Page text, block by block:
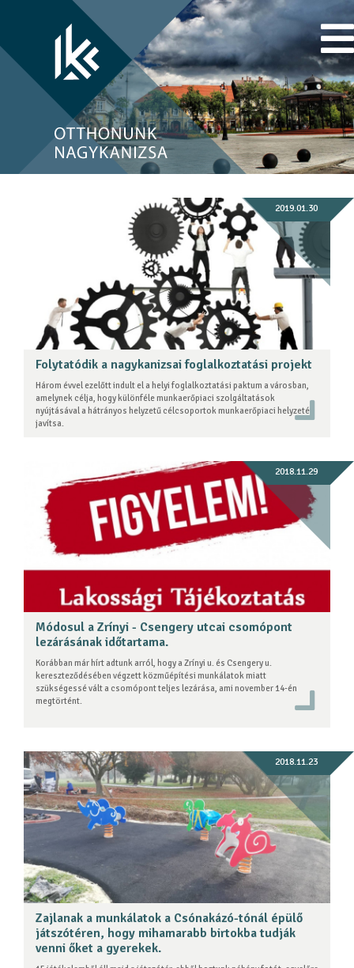
2019.01.30
Folytatódik a nagykanizsai foglalkoztatási projekt
Három évvel ezelőtt indult el a helyi foglalkoztatási paktum a városban,
amelynek célja, hogy különféle munkaerőpiaci szolgáltatások
nyújtásával a hátrányos helyzetű célcsoportok munkaerőpiaci helyzetét
javítsa.
2018.11.29
Módosul a Zrínyi - Csengery utcai csomópont
lezárásának időtartama.
Korábban már hírt adtunk arról, hogy a Zrínyi u. és Csengery u.
kereszteződésében végzett közműépítési munkálatok miatt
szükségessé vált a csomópont teljes lezárása, ami november 14-én
megtörtént.
2018.11.23
Zajlanak a munkálatok a Csónakázó-tónál épülő
játszótéren, hogy mihamarabb birtokba tudják
venni őket a gyerekek.